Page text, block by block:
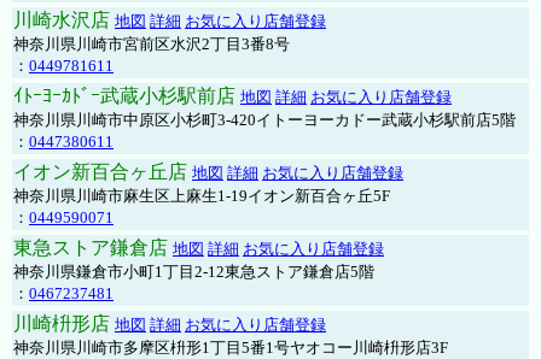
川崎水沢店 地図 詳細 お気に入り店舗登録
神奈川県川崎市宮前区水沢2丁目3番8号
： 0449781611
ｲﾄｰﾖｰｶﾄﾞｰ武蔵小杉駅前店 地図 詳細 お気に入り店舗登録
神奈川県川崎市中原区小杉町3-420イトーヨーカドー武蔵小杉駅前店5階
： 0447380611
イオン新百合ヶ丘店 地図 詳細 お気に入り店舗登録
神奈川県川崎市麻生区上麻生1-19イオン新百合ヶ丘5F
： 0449590071
東急ストア鎌倉店 地図 詳細 お気に入り店舗登録
神奈川県鎌倉市小町1丁目2-12東急ストア鎌倉店5階
： 0467237481
川崎枡形店 地図 詳細 お気に入り店舗登録
神奈川県川崎市多摩区枡形1丁目5番1号ヤオコー川崎枡形店3F